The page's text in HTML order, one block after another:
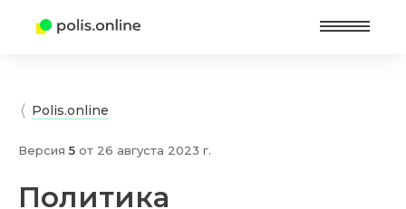
Polis.online
Версия 5 от 26 августа 2023 г.
Политика